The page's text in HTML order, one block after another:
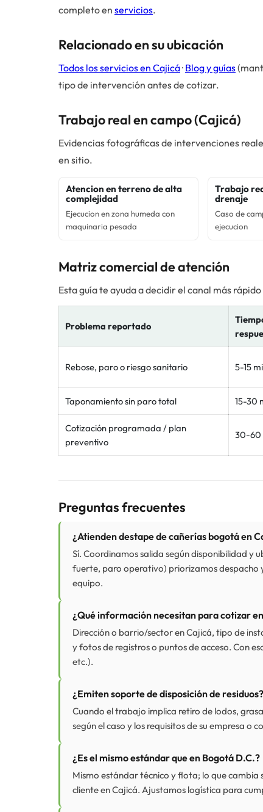
completo en servicios.
Relacionado en su ubicación
Todos los servicios en Cajicá· Blog y guías
tipo de intervención antes de cotizar.
Trabajo real en campo (Cajicá)
Evidencias fotográficas de intervenciones
en sitio.
Atencion en terreno de alta
complejidad
Ejecucion en zona humeda con
maquinaria pesada
Trabajo
drenaje
Caso de
ejecucion
Matriz comercial de atención
Esta guía te ayuda a decidir el canal más
Problema reportado
Rebose, paro o riesgo sanitario 5-15
Taponamiento sin paro total 15-30
Cotización programada / plan
preventivo
30-60
Preguntas frecuentes
¿Atienden destape de cañerías bogotá en
Sí. Coordinamos salida según disponibilidad y
fuerte, paro operativo) priorizamos despacho
equipo.
¿Qué información necesitan para cotizar
Dirección o barrio/sector en Cajicá, tipo de
y fotos de registros o puntos de acceso. Con
etc.).
¿Emiten soporte de disposición de residuos?
Cuando el trabajo implica retiro de lodos,
según el caso y los requisitos de su empresa o
¿Es el mismo estándar que en Bogotá D.C.?
Mismo estándar técnico y flota; lo que cambia
cliente en Cajicá. Ajustamos logística para